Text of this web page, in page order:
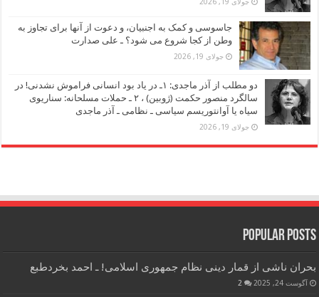
جاسوسی و کمک به اجنبیان، و دعوت از آنها برای تجاوز به
وطن از کجا شروع می شود؟ ـ علی صدارت
جولای 19, 2026
دو مطلب از آذر ماجدی: ۱ـ در یاد بود انسانی فراموش نشدنی! در
سالگرد منصور حکمت (ژوبین) ، ۲ ـ حملات مسلحانه: سناریوی
سیاه یا آوانتوریسم سیاسی ـ نظامی ـ آذر ماجدی
جولای 19, 2026
Popular Posts
بحران ناشی از قمار دینی نظام جمهوری اسلامی! ـ احمد بخردطبع
آگوست 24, 2025 2